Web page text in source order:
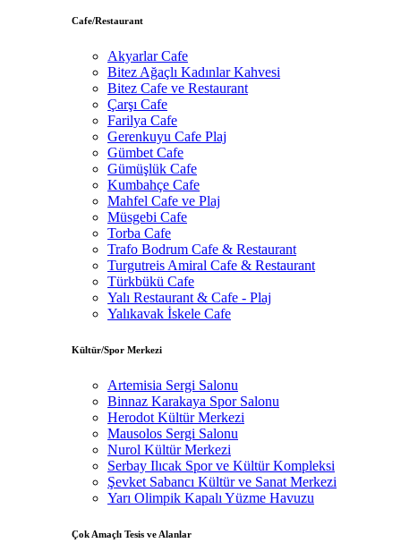
Cafe/Restaurant
Akyarlar Cafe
Bitez Ağaçlı Kadınlar Kahvesi
Bitez Cafe ve Restaurant
Çarşı Cafe
Farilya Cafe
Gerenkuyu Cafe Plaj
Gümbet Cafe
Gümüşlük Cafe
Kumbahçe Cafe
Mahfel Cafe ve Plaj
Müsgebi Cafe
Torba Cafe
Trafo Bodrum Cafe & Restaurant
Turgutreis Amiral Cafe & Restaurant
Türkbükü Cafe
Yalı Restaurant & Cafe - Plaj
Yalıkavak İskele Cafe
Kültür/Spor Merkezi
Artemisia Sergi Salonu
Binnaz Karakaya Spor Salonu
Herodot Kültür Merkezi
Mausolos Sergi Salonu
Nurol Kültür Merkezi
Serbay Ilıcak Spor ve Kültür Kompleksi
Şevket Sabancı Kültür ve Sanat Merkezi
Yarı Olimpik Kapalı Yüzme Havuzu
Çok Amaçlı Tesis ve Alanlar